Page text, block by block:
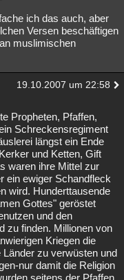
ich das auch, aber
Versen beschäftigen
muslimischen
19.10.2007 um 22:58
Propheten, Pfaffen,
Schreckensregiment
längst ein Ende
und Ketten, Gift
waren ihre Mittel zur
ein ewiger Schandfleck
wird. Hunderttausende
Gottes" geröstet
und den
zu finden. Millionen von
Kriegen die
zu verwüsten und
nur damit die Religion
seitens der Pfaffen